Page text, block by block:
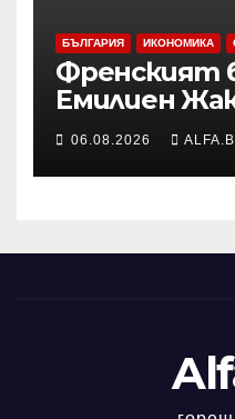
БЪЛГАРИЯ ИКОНОМИКА
Френският
Емилиен
дебютира в
колоездене
06.08.2026